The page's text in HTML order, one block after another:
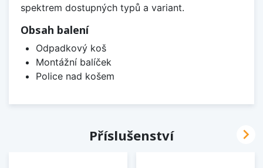
spektrem dostupných typů a variant.
Obsah balení
Odpadkový koš
Montážní balíček
Police nad košem
Příslušenství 